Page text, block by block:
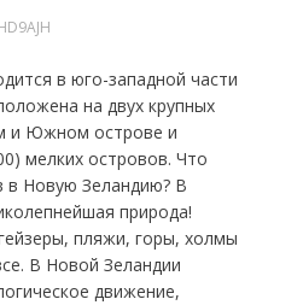
в юго-западной части
на двух крупных
и Южном острове и
мелких островов. Что
в Новую Зеландию? В
природа!
пляжи, горы, холмы
В Новой Зеландии
движение,